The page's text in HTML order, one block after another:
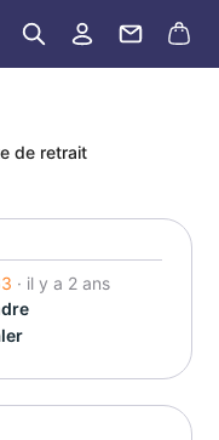
de retrait
· il y a 2 ans